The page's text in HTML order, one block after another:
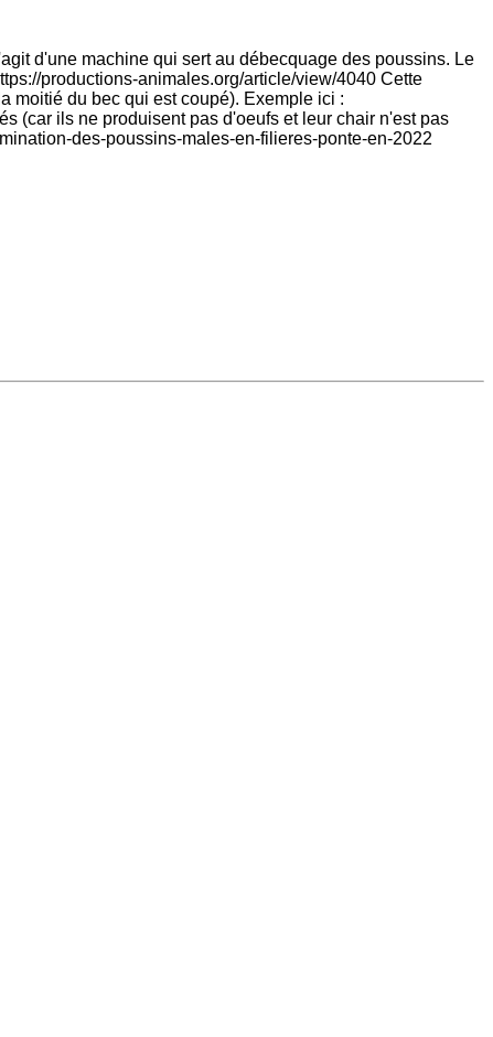
d'une machine qui sert au débecquage des poussins. Le
productions-animales.org/article/view/4040 Cette
moitié du bec qui est coupé). Exemple ici :
(car ils ne produisent pas d'oeufs et leur chair n'est pas
des-poussins-males-en-filieres-ponte-en-2022